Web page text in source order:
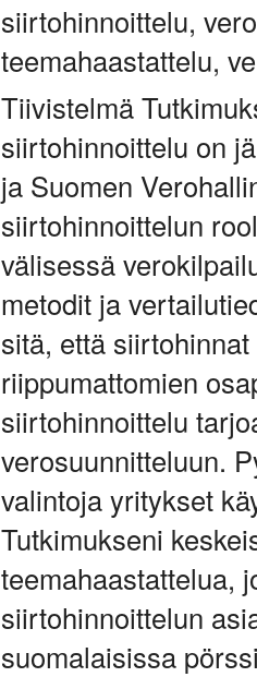
siirtohinnoittelu,
teemahaastattelu,
Tiivistelmä
siirtohinnoittelu on
ja Suomen
siirtohinnoittelun
välisessä
metodit ja
sitä, että
riippumattomien
siirtohinnoittelu
verosuunnitteluun.
valintoja yritykset
Tutkimukseni
teemahaastattelua,
siirtohinnoittelun
suomalaisissa